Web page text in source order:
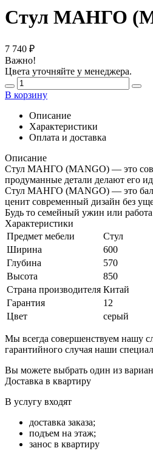
Стул МАНГО
7 740 ₽
Важно!
Цвета уточняйте у менеджера.
В корзину
Описание
Характеристики
Оплата и доставка
Описание
Стул МАНГО (MANGO) — это
продуманные детали делают его
Стул МАНГО (MANGO) — это
ценит современный дизайн без
Будь то семейный ужин или
Характеристики
Предмет мебели
Стул
Ширина
600
Глубина
570
Высота
850
Страна производителя Китай
Гарантия
12
Цвет
серый
Мы всегда совершенствуем нашу
гарантийного случая наши
Вы можете выбрать один из
Доставка в квартиру
В услугу входят
доставка заказа;
подъем на этаж;
занос в квартиру